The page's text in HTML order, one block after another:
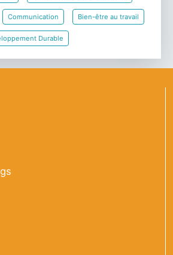
Communication Bien-être au travail
Durable